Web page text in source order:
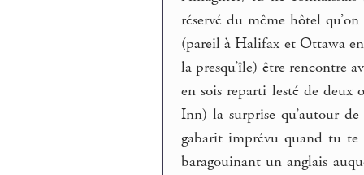
réservé du même hôtel
(pareil à Halifax et Ottawa
la presqu’île) être rencontre
en sois reparti lesté de
Inn) la surprise qu’autour
gabarit imprévu quand tu te
baragouinant un anglais